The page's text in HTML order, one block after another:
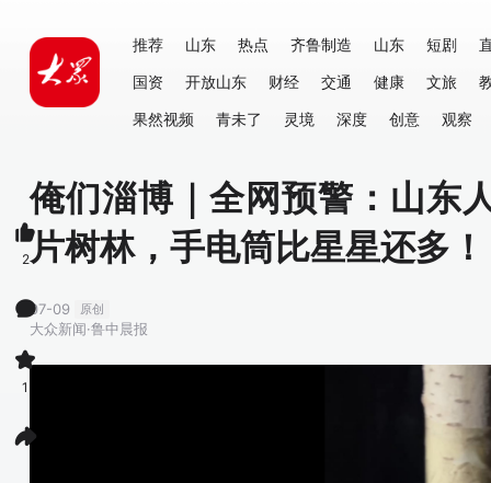
推荐 山东 热点 齐鲁制造 山东 短剧
国资
开放山东 财经 交通 健康 文旅
果然视频
青未了 灵境 深度 创意 观察
俺们淄博｜全网预警：山东
片树林，手电筒比星星还多！
07-09 原创
大众新闻·鲁中晨报
2
1